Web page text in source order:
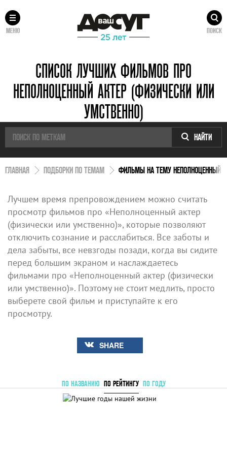
МЕНЮ ПОИСК
СПИСОК ЛУЧШИХ ФИЛЬМОВ ПРО
НЕПОЛНОЦЕННЫЙ АКТЕР (ФИЗИЧЕСКИ ИЛИ
УМСТВЕННО)
НАЙТИ
ГЛАВНАЯ ПОДБОРКИ ПО ТЕМАМ ФИЛЬМЫ НА ТЕМУ НЕПОЛНОЦЕННЫЙ
Лучшем время препровождением можно считать
просмотр фильмов про «Неполноценный актер
(физически или умственно)», которые позволяют
отключить сознание и расслабиться. Все заботы и
дела забыты, все невзгоды позади, когда вы сидите
перед большим экраном и наслаждаетесь
фильмами про «Неполноценный актер (физически
или умственно)». Поэтому не стоит медлить, просто
выберете свой фильм и приступайте к его
просмотру.
SHARE
ПО НАЗВАНИЮ ПО РЕЙТИНГУ ПО ГОДУ